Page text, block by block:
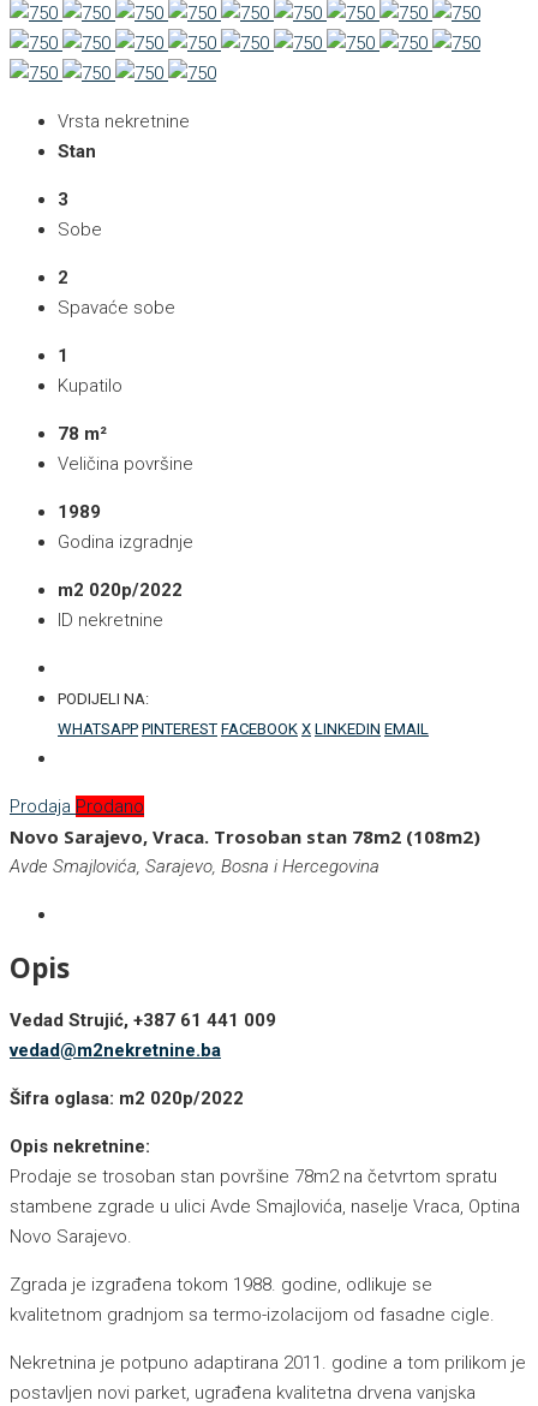
Vrsta nekretnine
Stan
3
Sobe
2
Spavaće sobe
1
Kupatilo
78 m²
Veličina površine
1989
Godina izgradnje
m2 020p/2022
ID nekretnine
PODIJELI NA:
WHATSAPP PINTEREST FACEBOOK X LINKEDIN EMAIL
Prodaja Prodano
Novo Sarajevo, Vraca. Trosoban stan 78m2 (108m2)
Avde Smajlovića, Sarajevo, Bosna i Hercegovina
Opis
Vedad Strujić, +387 61 441 009
vedad@m2nekretnine.ba
Šifra oglasa: m2 020p/2022
Opis nekretnine:
Prodaje se trosoban stan površine 78m2 na četvrtom spratu
stambene zgrade u ulici Avde Smajlovića, naselje Vraca, Optina
Novo Sarajevo.
Zgrada je izgrađena tokom 1988. godine, odlikuje se
kvalitetnom gradnjom sa termo-izolacijom od fasadne cigle.
Nekretnina je potpuno adaptirana 2011. godine a tom prilikom je
postavljen novi parket, ugrađena kvalitetna drvena vanjska